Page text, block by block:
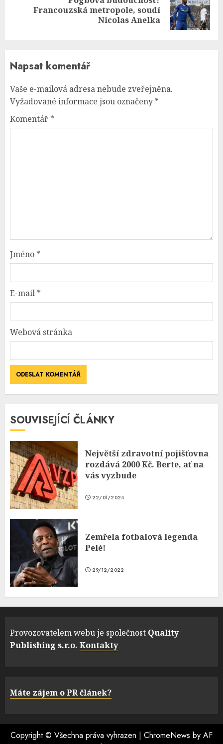
Francouzská metropole, soudí
Nicolas Anelka
Napsat komentář
Vaše e-mailová adresa nebude zveřejněna.
Vyžadované informace jsou označeny *
Komentář *
Jméno *
E-mail *
Webová stránka
SOUVISEJÍCÍ ČLÁNKY
Největší zdravotní pojišťovna
rozdává 2000 Kč. Berte, ať na
vás vyzbude
22/01/2024
Zemřela fotbalová legenda
Pelé!
29/12/2022
Provozovatelem webu je společnost Quality
Publishing s.r.o. Kontakty
Máte zájem o PR článek?
Copyright © Všechna práva vyhrazen | ChromeNews by AF